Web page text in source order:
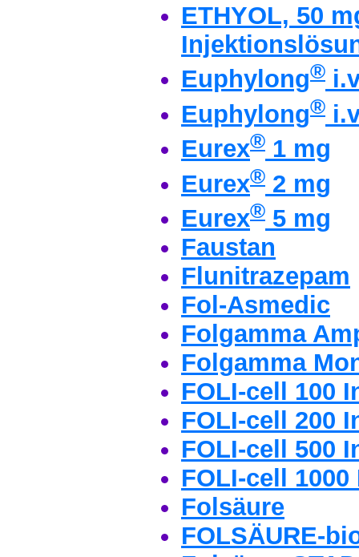
ETHYOL, 50
Euphylong®
Euphylong®
Eurex® 1 mg
Eurex® 2 mg
Eurex® 5 mg
Faustan
Flunitrazepam
Fol-Asmedic
Folgamma
Folgamma
FOLI-cell 100
FOLI-cell 200
FOLI-cell 500
FOLI-cell
Folsäure
FOLSÄURE-